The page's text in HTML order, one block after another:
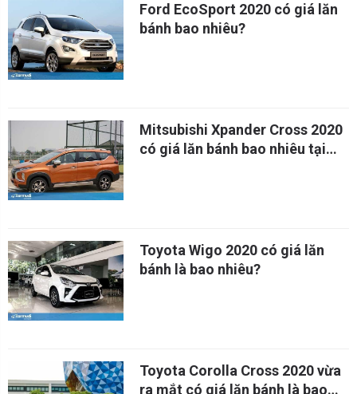
Ford EcoSport 2020 có giá lăn
bánh bao nhiêu?
Mitsubishi Xpander Cross 2020
có giá lăn bánh bao nhiêu tại
Toyota Wigo 2020 có giá lăn
bánh là bao nhiêu?
Toyota Corolla Cross 2020 vừa
ra mắt có giá lăn bánh là bao